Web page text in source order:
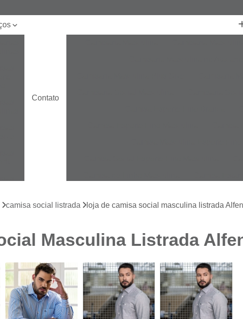
Contato
Camisa Masculina
Camisa Masculina
Camisa Branca Plus Size
Camisa Jeans
Camisa Social Branca Plus Size
Camisa Social Plus Size
Camisa Xadrez Masculina Plus Size
camisa social listrada loja de camisa social masculina listrada
Masculina Listrada